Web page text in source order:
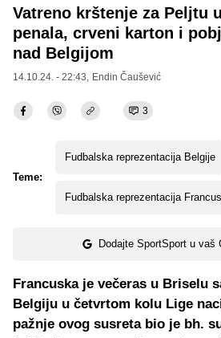
Vatreno krštenje za Peljtu
penala, crveni karton i
nad Belgijom
14.10.24. - 22:43, Endin Čaušević
3
Teme:
Fudbalska reprezentacija Belgije
Fudbalska reprezentacija
Dodajte SportSport u vaš
Francuska je večeras u Briselu
Belgiju u četvrtom kolu Lige
pažnje ovog susreta bio je bh.